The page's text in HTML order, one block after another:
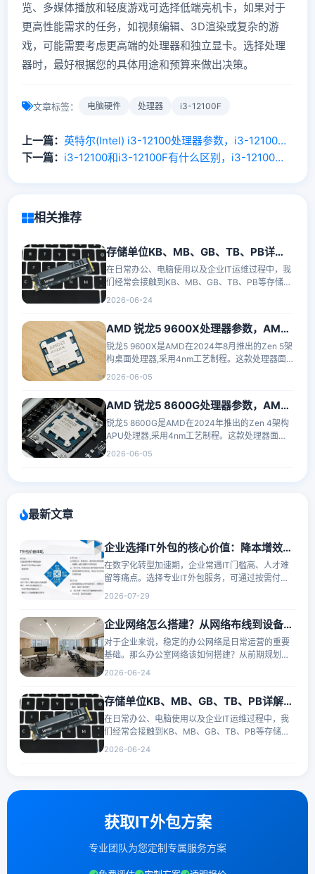
览、多媒体播放和轻度游戏可选择低端亮机卡，如果对于
更高性能需求的任务，如视频编辑、3D渲染或复杂的游
戏，可能需要考虑更高端的处理器和独立显卡。选择处理
器时，最好根据您的具体用途和预算来做出决策。
文章标签： 电脑硬件 处理器 i3-12100F
上一篇：
英特尔(Intel) i3-12100处理器参数，i3-12100性能怎么样？
下一篇：
i3-12100和i3-12100F有什么区别，i3-12100和i3-12100F哪个好？
相关推荐
存储单位KB、MB、GB、TB、PB详解：一文看懂数据容量大小
在日常办公、电脑使用以及企业IT运维过程中，我
们经常会接触到KB、MB、GB、TB、PB等存储单
位。例如电脑硬盘容量为1TB、文件大小为···
2026-06-24
AMD 锐龙5 9600X处理器参数，AMD R5 9600X性能怎么样？
锐龙5 9600X是AMD在2024年8月推出的Zen 5架
构桌面处理器,采用4nm工艺制程。这款处理器面
向主流游戏玩家和内容创作者,提供6核12线···
2026-06-05
AMD 锐龙5 8600G处理器参数，AMD R5 8600G性能怎么样？
锐龙5 8600G是AMD在2024年推出的Zen 4架构
APU处理器,采用4nm工艺制程。这款处理器面向
主流游戏玩家和内容创作者,集成Radeon 760M···
2026-06-05
最新文章
企业选择IT外包的核心价值：降本增效与数字化转型
在数字化转型加速期，企业常遇IT门槛高、人才难
留等痛点。选择专业IT外包服务，可通过按需付费
模式显著压降固定成本，依托外部专···
2026-07-29
企业网络怎么搭建？从网络布线到设备调试全流程解析
对于企业来说，稳定的办公网络是日常运营的重要
基础。那么办公室网络该如何搭建？从前期规划到
后期调试，通常需要经过以下几个步···
2026-06-24
存储单位KB、MB、GB、TB、PB详解：一文看懂数据容量大小
在日常办公、电脑使用以及企业IT运维过程中，我
们经常会接触到KB、MB、GB、TB、PB等存储单
位。例如电脑硬盘容量为1TB、文件大小为···
2026-06-24
获取IT外包方案
专业团队为您定制专属服务方案